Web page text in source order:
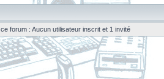
forum : Aucun utilisateur inscrit et 1 invité